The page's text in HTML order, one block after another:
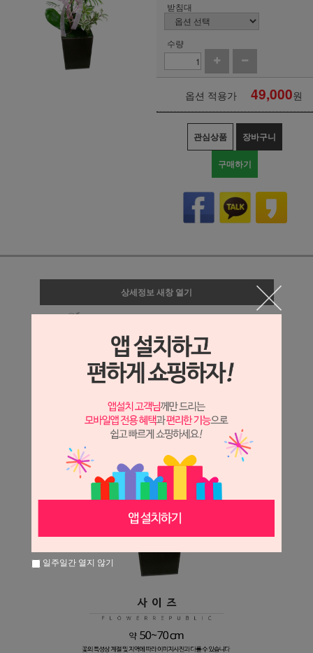
받침대
수량
옵션 적용가 49,000원
관심상품 장바구니
구매하기
상세정보 새창 열기
상세 정보를 확대해 보실 수 있습니다.
일주일간 열지 않기